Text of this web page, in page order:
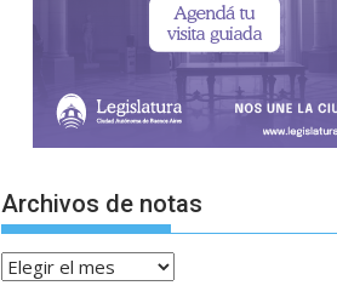
Archivos de notas
Archivos